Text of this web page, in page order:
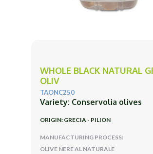
WHOLE BLACK NATURAL
OLIV
TAONC250
Variety: Conservolia olives
ORIGIN: GRECIA - PILION
MANUFACTURING PROCESS:
OLIVE NERE AL NATURALE